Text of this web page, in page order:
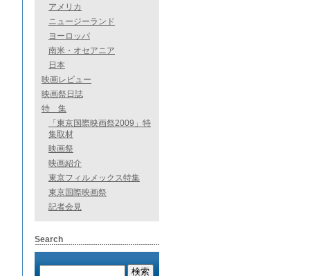
アメリカ
ニュージーランド
ヨーロッパ
南米・オセアニア
日本
映画レビュー
映画祭日誌
特 集
「東京国際映画祭2009」特
集取材
映画祭
映画紹介
東京フィルメックス特集
東京国際映画祭
記者会見
Search